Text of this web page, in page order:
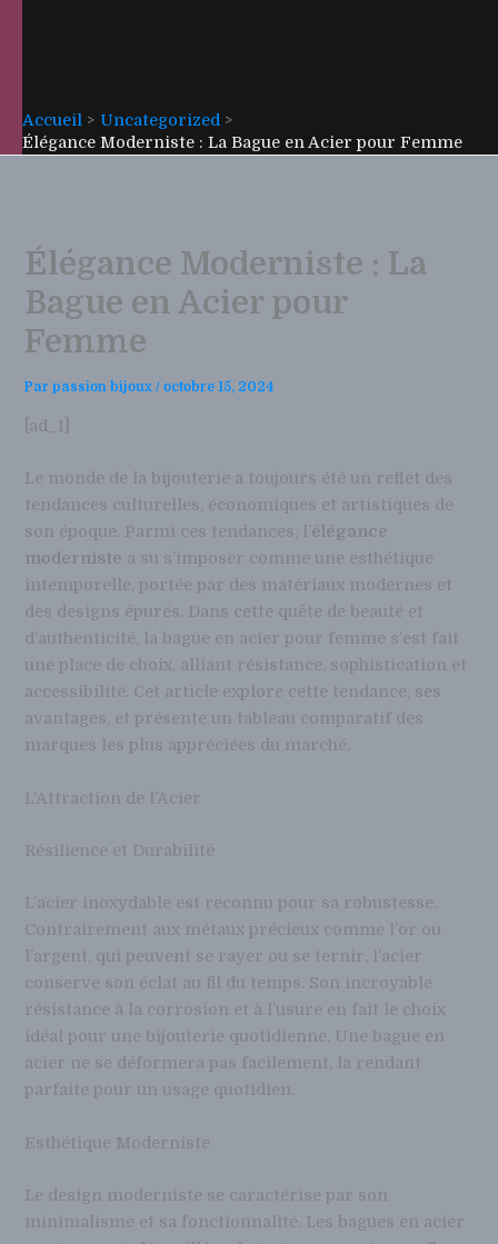
Accueil
Uncategorized
Élégance Moderniste : La Bague en Acier pour Femme
Élégance Moderniste : La
Bague en Acier pour
Femme
Parpassion bijoux/octobre 15, 2024
[ad_1]
Le monde de la bijouterie a toujours été un reflet des
tendances culturelles, économiques et artistiques de
son époque. Parmi ces tendances, l’élégance
moderniste a su s’imposer comme une esthétique
intemporelle, portée par des matériaux modernes et
des designs épurés. Dans cette quête de beauté et
d’authenticité, la bague en acier pour femme s’est fait
une place de choix, alliant résistance, sophistication et
accessibilité. Cet article explore cette tendance, ses
avantages, et présente un tableau comparatif des
marques les plus appréciées du marché.
L’Attraction de l’Acier
Résilience et Durabilité
L’acier inoxydable est reconnu pour sa robustesse.
Contrairement aux métaux précieux comme l’or ou
l’argent, qui peuvent se rayer ou se ternir, l’acier
conserve son éclat au fil du temps. Son incroyable
résistance à la corrosion et à l’usure en fait le choix
idéal pour une bijouterie quotidienne. Une bague en
acier ne se déformera pas facilement, la rendant
parfaite pour un usage quotidien.
Esthétique Moderniste
Le design moderniste se caractérise par son
minimalisme et sa fonctionnalité. Les bagues en acier